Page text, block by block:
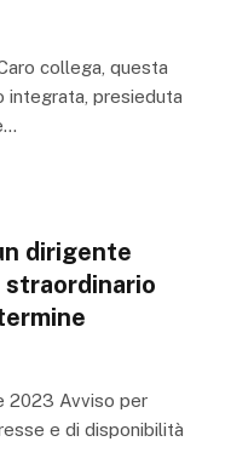
collega, questa
integrata, presieduta
dirigente
straordinario
2023 Avviso per
e di disponibilità